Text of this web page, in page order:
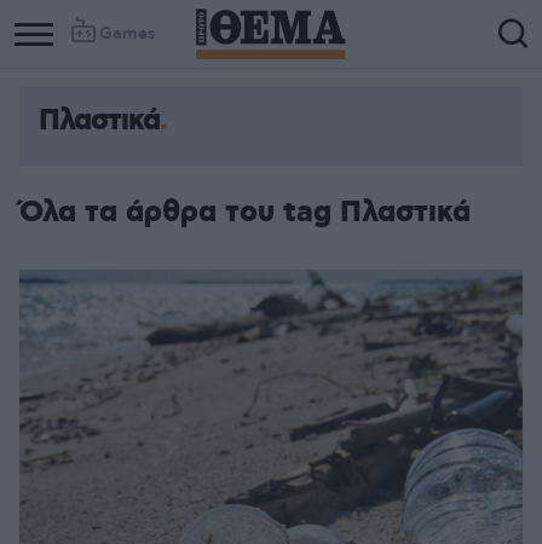
Games
Πλαστικά
Όλα τα άρθρα του tag Πλαστικά